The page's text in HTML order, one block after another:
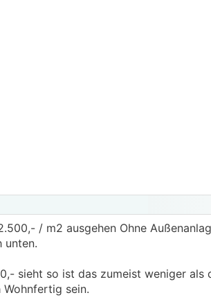
/ m2 ausgehen Ohne
unten.
sieht so ist das zumeist weniger als
sein.